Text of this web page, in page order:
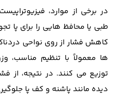
در برخی از موارد،
طبی یا محافظ‌ هایی را برای پا
کاهش فشار از روی نواحی
‌ها معمولاً با تنظیم مناسب،
توزیع می کنند. در نتیجه، از
‌دیده مانند پاشنه و کف پا